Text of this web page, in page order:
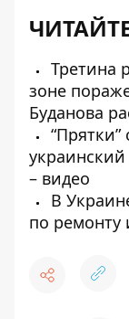
Третина
зоне
Буданова
– видео
В
по